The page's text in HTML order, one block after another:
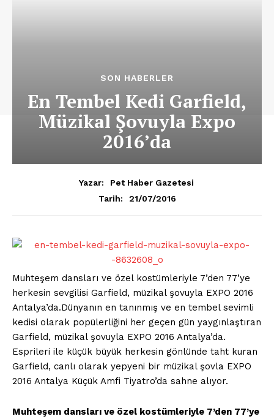
SON HABERLER
En Tembel Kedi Garfield,
Müzikal Şovuyla Expo
2016’da
Yazar:
Pet Haber Gazetesi
Tarih:
21/07/2016
Muhteşem dansları ve özel kostümleriyle 7’den 77’ye
herkesin sevgilisi Garfield, müzikal şovuyla EXPO 2016
Antalya’da.Dünyanın en tanınmış ve en tembel sevimli
kedisi olarak popülerliğini her geçen gün yaygınlaştıran
Garfield, müzikal şovuyla EXPO 2016 Antalya’da.
Esprileri ile küçük büyük herkesin gönlünde taht kuran
Garfield, canlı olarak yepyeni bir müzikal şovla EXPO
2016 Antalya Küçük Amfi Tiyatro’da sahne alıyor.
Muhteşem dansları ve özel kostümleriyle 7’den 77’ye